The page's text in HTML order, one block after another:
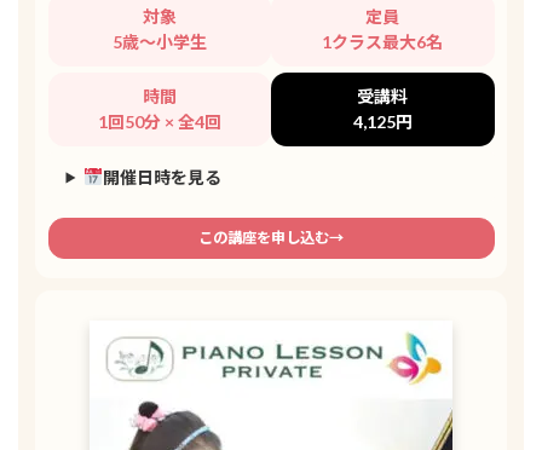
対象
5歳～小学生
定員
1クラス最大6名
時間
1回50分 × 全4回
受講料
4,125円
開催日時を見る
この講座を申し込む→